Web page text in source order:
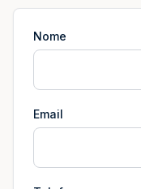
Nome
Email